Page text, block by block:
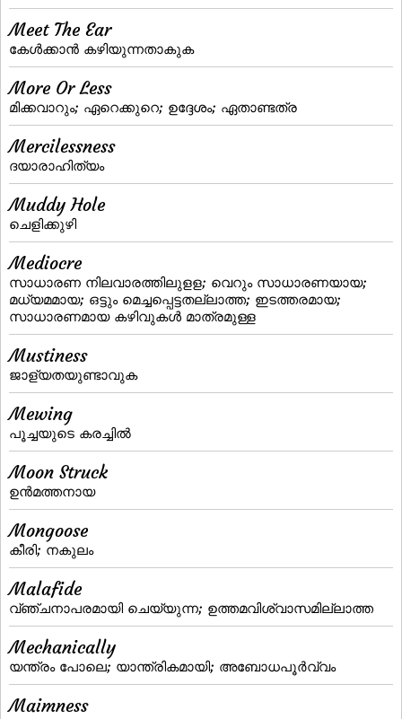
Meet The Ear
കേള്‍ക്കാന്‍ കഴിയുന്നതാകുക
More Or Less
മിക്കവാറും; ഏറെക്കുറെ; ഉദ്ദേശം; ഏതാണ്ടത്ര
Mercilessness
ദയാരാഹിത്യം
Muddy Hole
ചെളിക്കുഴി
Mediocre
സാധാരണ നിലവാരത്തിലുളള; വെറും സാധാരണയായ;
മധ്യമമായ; ഒട്ടും മെച്ചപ്പെട്ടതല്ലാത്ത; ഇടത്തരമായ;
സാധാരണമായ കഴിവുകള്‍ മാത്രമുള്ള
Mustiness
ജാള്യതയുണ്ടാവുക
Mewing
പൂച്ചയുടെ കരച്ചില്‍
Moon Struck
ഉന്‍മത്തനായ
Mongoose
കീരി; നകുലം
Malafide
വ്‌ഞ്ചനാപരമായി ചെയ്യുന്ന; ഉത്തമവിശ്വാസമില്ലാത്ത
Mechanically
യന്ത്രം പോലെ; യാന്ത്രികമായി; അബോധപൂര്‍വ്വം
Maimness